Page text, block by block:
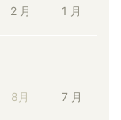
2 月 1 月
8月 7 月